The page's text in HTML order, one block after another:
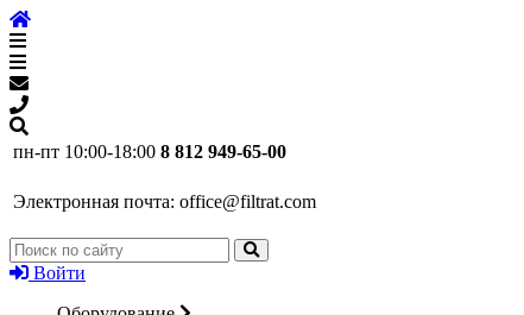
пн-пт 10:00-18:00 8 812 949-65-00
Электронная почта: office@filtrat.com
Войти